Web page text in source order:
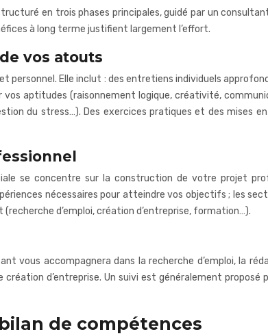
en trois phases principales, guidé par un
à long terme justifient largement l’effort.
vos atouts
personnel. Elle inclut : des entretiens individuels
aptitudes (raisonnement logique, créativité,
du stress…). Des exercices pratiques et des mises
se concentre sur la construction de votre projet
nécessaires pour atteindre vos objectifs ; les
d’emploi, création d’entreprise, formation…).
vous accompagnera dans la recherche d’emploi, la
d’entreprise. Un suivi est généralement
de compétences